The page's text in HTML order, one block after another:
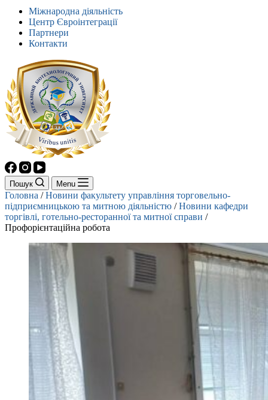
Міжнародна діяльність
Центр Євроінтеграції
Партнери
Контакти
Пошук Menu
Головна /Новини факультету управління торговельно-
підприємницькою та митною діяльністю /Новини кафедри
торгівлі, готельно-ресторанної та митної справи /
Профорієнтаційна робота